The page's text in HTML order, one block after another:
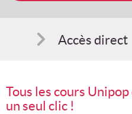
Accès direct
Suggestions
Tous les cours
un seul clic !